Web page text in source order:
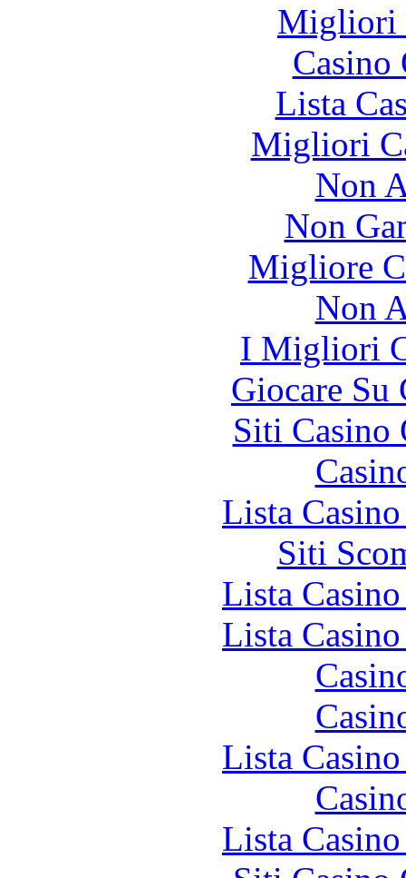
Migliori
Lista
Migliori
Non
Non
Migliore
Non
I Migliori
Giocare Su
Siti Casino
Lista
Siti
Lista
Lista
Lista
Lista